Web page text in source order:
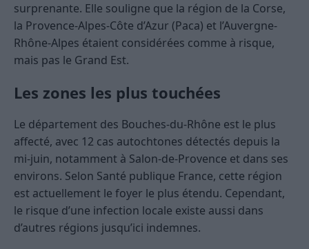
surprenante. Elle souligne que la région de la Corse,
la Provence-Alpes-Côte d’Azur (Paca) et l’Auvergne-
Rhône-Alpes étaient considérées comme à risque,
mais pas le Grand Est.
Les zones les plus touchées
Le département des Bouches-du-Rhône est le plus
affecté, avec 12 cas autochtones détectés depuis la
mi-juin, notamment à Salon-de-Provence et dans ses
environs. Selon Santé publique France, cette région
est actuellement le foyer le plus étendu. Cependant,
le risque d’une infection locale existe aussi dans
d’autres régions jusqu’ici indemnes.